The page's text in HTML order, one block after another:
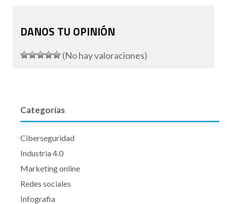
DANOS TU OPINIÓN
(No hay valoraciones)
Categorías
Ciberseguridad
Industria 4.0
Marketing online
Redes sociales
Infografia